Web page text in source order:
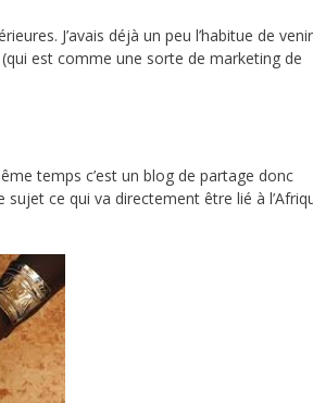
J’avais déjà un peu l’habitue de venir
(qui est comme une sorte de marketing de
temps c’est un blog de partage donc
ce qui va directement être lié à